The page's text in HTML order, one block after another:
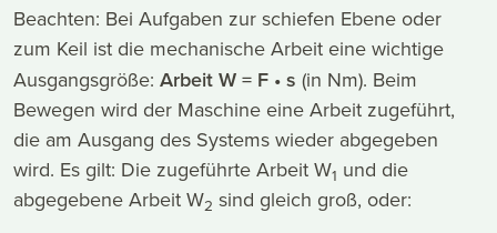
Beachten: Bei Aufgaben zur schiefen Ebene oder
zum Keil ist die mechanische Arbeit eine wichtige
Ausgangsgröße: Arbeit W = F • s (in Nm). Beim
Bewegen wird der Maschine eine Arbeit zugeführt,
die am Ausgang des Systems wieder abgegeben
wird. Es gilt: Die zugeführte Arbeit W1 und die
abgegebene Arbeit W2 sind gleich groß, oder: